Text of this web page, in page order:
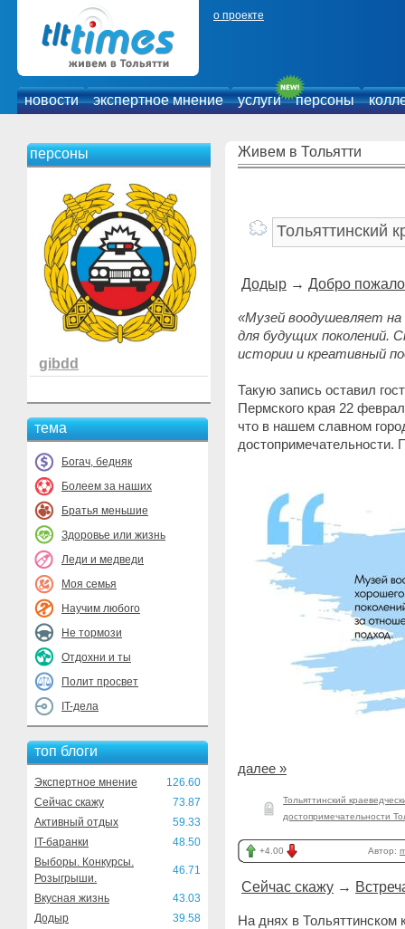
о проекте
новости экспертное мнение услуги персоны
персоны
gibdd
тема
Богач, бедняк
Болеем за наших
Братья меньшие
Здоровье или жизнь
Леди и медведи
Моя семья
Научим любого
Не тормози
Отдохни и ты
Полит просвет
IT-дела
топ блоги
Экспертное мнение
126.60
Сейчас скажу
73.87
Активный отдых
59.33
IT-баранки
48.50
Выборы. Конкурсы.
Розыгрыши.
46.71
Вкусная жизнь
43.03
Додыр
39.58
Живем в Тольятти
Додыр → Добро
«Музей воодушевляет на
для будущих поколений.
истории и креативный
Такую запись оставил
Пермского края 22
что в нашем славном
достопримечательности.
далее »
Тольяттинский
достопримечательности
+4.00 Автор:
Сейчас скажу →
На днях в Тольяттинском